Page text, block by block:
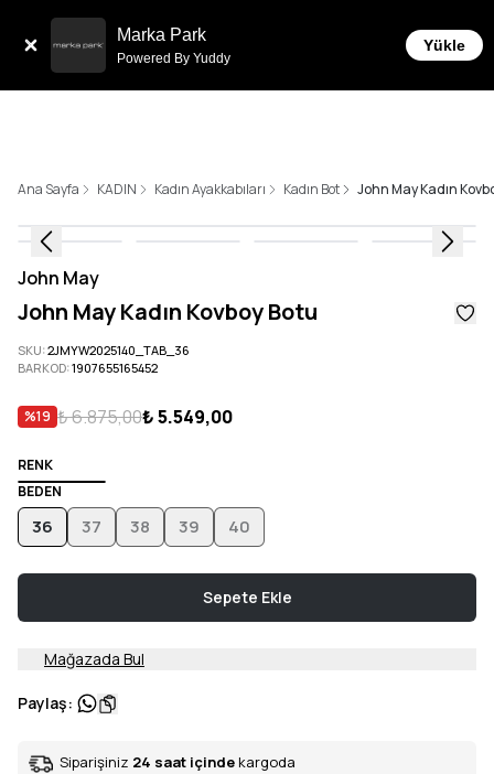
Marka Park
Powered By Yuddy
Yükle
Ana Sayfa KADIN Kadın Ayakkabıları Kadın Bot John May Kadın
John May
John May Kadın Kovboy Botu
SKU:2JMYW2025140_TAB_36
BARKOD:1907655165452
%19 ₺ 6.875,00₺ 5.549,00
RENK
BEDEN
36 37 38 39 40
Sepete Ekle
Mağazada Bul
Paylaş:
Siparişiniz 24 saat içinde kargoda